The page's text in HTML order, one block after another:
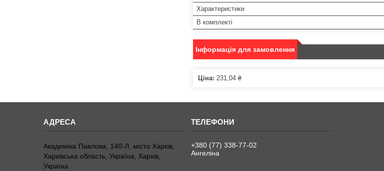
Характеристики
В комплекті
Інформація для замовлення
Ціна: 231,04 ₴
Академіка Павлова, 140-Л, місто Харків,
Харківська область, Україна, Харків,
Україна
+380 (77) 338-77-02
Ангеліна